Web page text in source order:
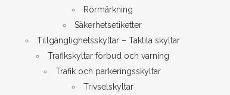
Rörmärkning
Säkerhetsetiketter
Tillgänglighetsskyltar – Taktila skyltar
Trafikskyltar förbud och varning
Trafik och parkeringsskyltar
Trivselskyltar